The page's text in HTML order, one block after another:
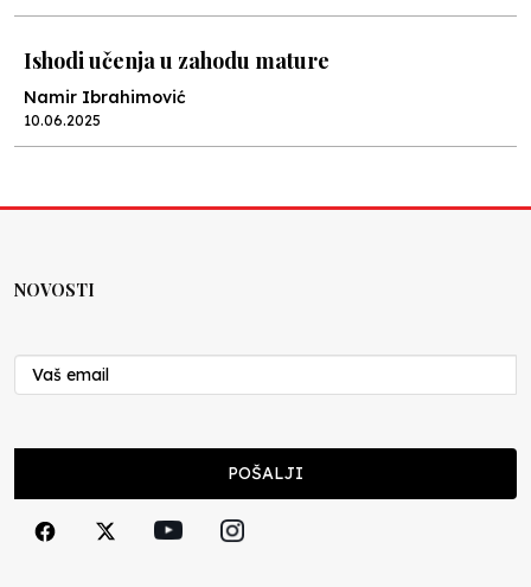
Ishodi učenja u zahodu mature
Namir Ibrahimović
10.06.2025
Nenad Veličković
29.10.2024
Cuke i djeca
NOVOSTI
POŠALJI